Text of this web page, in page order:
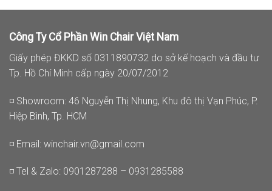
Công Ty Cổ Phần Win Chair Việt Nam
Giấy phép ĐKKD số 0311890732 do sở kế hoạch và đầu tư
Tp. Hồ Chí Minh cấp ngày 20/07/2012
◽ Showroom: 46 Nguyễn Thị Nhung, Khu đô thị Vạn Phúc, P.
Hiệp Bình, Tp. HCM
◽ Email: winchair.vn@gmail.com
◽ Tel & Zalo: 0901287288 – 0931285588